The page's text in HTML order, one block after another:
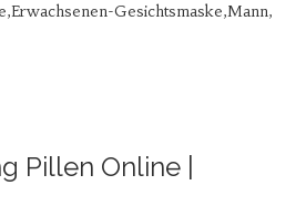
Gesichtsmaske,Mann,
Pillen Online |